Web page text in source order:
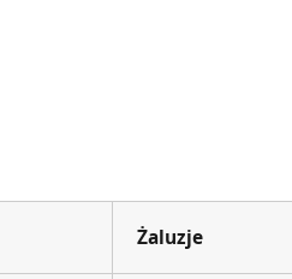
Żaluzje